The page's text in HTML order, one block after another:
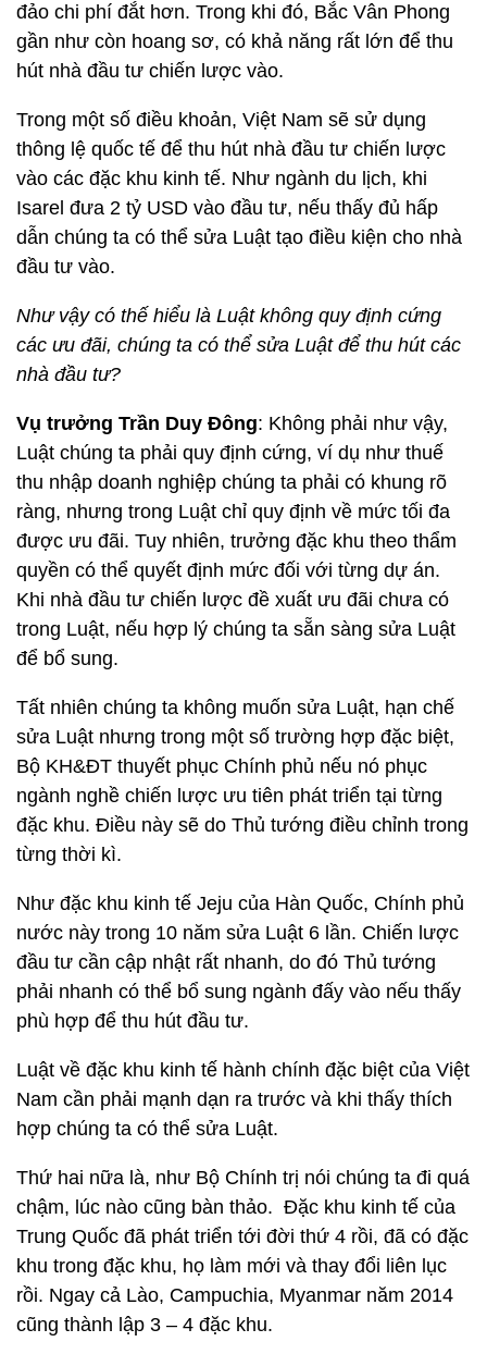
đảo chi phí đắt hơn. Trong khi đó, Bắc Vân Phong
gần như còn hoang sơ, có khả năng rất lớn để thu
hút nhà đầu tư chiến lược vào.
Trong một số điều khoản, Việt Nam sẽ sử dụng
thông lệ quốc tế để thu hút nhà đầu tư chiến lược
vào các đặc khu kinh tế. Như ngành du lịch, khi
Isarel đưa 2 tỷ USD vào đầu tư, nếu thấy đủ hấp
dẫn chúng ta có thể sửa Luật tạo điều kiện cho nhà
đầu tư vào.
Như vậy có thế hiểu là Luật không quy định cứng
các ưu đãi, chúng ta có thể sửa Luật để thu hút các
nhà đầu tư?
Vụ trưởng Trần Duy Đông: Không phải như vậy,
Luật chúng ta phải quy định cứng, ví dụ như thuế
thu nhập doanh nghiệp chúng ta phải có khung rõ
ràng, nhưng trong Luật chỉ quy định về mức tối đa
được ưu đãi. Tuy nhiên, trưởng đặc khu theo thẩm
quyền có thể quyết định mức đối với từng dự án.
Khi nhà đầu tư chiến lược đề xuất ưu đãi chưa có
trong Luật, nếu hợp lý chúng ta sẵn sàng sửa Luật
để bổ sung.
Tất nhiên chúng ta không muốn sửa Luật, hạn chế
sửa Luật nhưng trong một số trường hợp đặc biệt,
Bộ KH&ĐT thuyết phục Chính phủ nếu nó phục
ngành nghề chiến lược ưu tiên phát triển tại từng
đặc khu. Điều này sẽ do Thủ tướng điều chỉnh trong
từng thời kì.
Như đặc khu kinh tế Jeju của Hàn Quốc, Chính phủ
nước này trong 10 năm sửa Luật 6 lần. Chiến lược
đầu tư cần cập nhật rất nhanh, do đó Thủ tướng
phải nhanh có thể bổ sung ngành đấy vào nếu thấy
phù hợp để thu hút đầu tư.
Luật về đặc khu kinh tế hành chính đặc biệt của Việt
Nam cần phải mạnh dạn ra trước và khi thấy thích
hợp chúng ta có thể sửa Luật.
Thứ hai nữa là, như Bộ Chính trị nói chúng ta đi quá
chậm, lúc nào cũng bàn thảo. Đặc khu kinh tế của
Trung Quốc đã phát triển tới đời thứ 4 rồi, đã có đặc
khu trong đặc khu, họ làm mới và thay đổi liên lục
rồi. Ngay cả Lào, Campuchia, Myanmar năm 2014
cũng thành lập 3 – 4 đặc khu.